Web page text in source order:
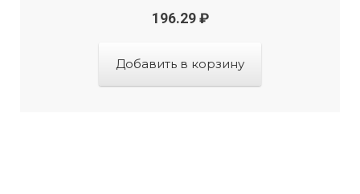
196.29 ₽
Добавить в корзину